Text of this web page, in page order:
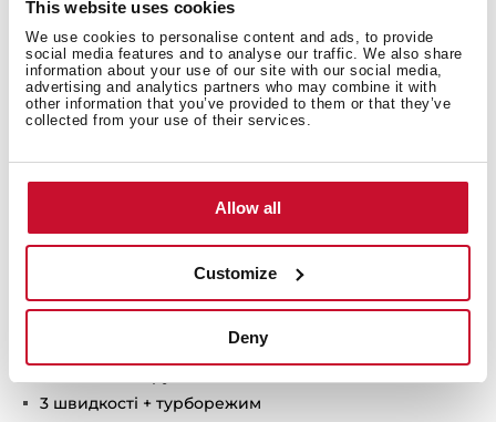
This website uses cookies
We use cookies to personalise content and ads, to provide
social media features and to analyse our traffic. We also share
information about your use of our site with our social media,
advertising and analytics partners who may combine it with
other information that you’ve provided to them or that they’ve
collected from your use of their services.
Allow all
Customize
Deny
Технічні данні
Вертикальний дизайн
Можливість монтажу без витяжної труби в режимі
Поршнева система закриття SoftClosing
Функція FreshAir: 24 години (10 хв увімкнено, 50 хв
3 швидкості + турборежим